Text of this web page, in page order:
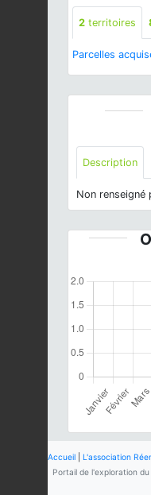
2 territoires
Parcelles
Description
Non renseigné
Accueil L'association
Portail de l'exploration